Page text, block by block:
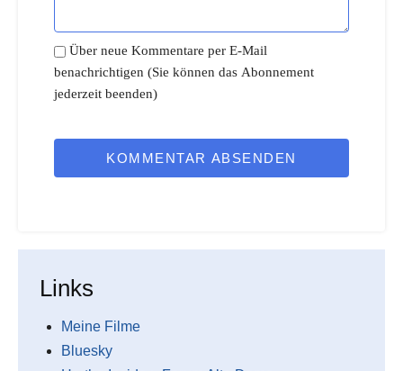
Über neue Kommentare per E-Mail
benachrichtigen (Sie können das Abonnement
jederzeit beenden)
KOMMENTAR ABSENDEN
Links
Meine Filme
Bluesky